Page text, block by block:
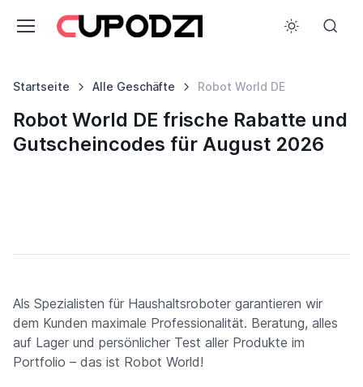
Startseite Alle Geschäfte Robot World DE
Robot World DE frische Rabatte und
Gutscheincodes für August 2026
Als Spezialisten für Haushaltsroboter garantieren wir
dem Kunden maximale Professionalität. Beratung, alles
auf Lager und persönlicher Test aller Produkte im
Portfolio – das ist Robot World!